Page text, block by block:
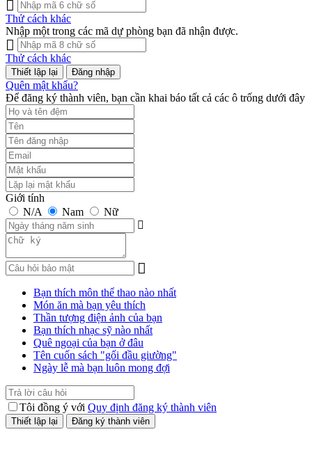
Thử cách khác
Nhập một trong các mã dự phòng bạn đã nhận được.
Thử cách khác
Đăng nhập
Quên mật khẩu?
Để đăng ký thành viên, bạn cần khai báo tất cả các ô trống dưới đây
Giới tính
N/A
Nam Nữ
Bạn thích môn thể thao nào nhất
Món ăn mà bạn yêu thích
Thần tượng điện ảnh của bạn
Bạn thích nhạc sỹ nào nhất
Quê ngoại của bạn ở đâu
Tên cuốn sách "gối đầu giường"
Ngày lễ mà bạn luôn mong đợi
Tôi đồng ý với Quy định đăng ký thành viên